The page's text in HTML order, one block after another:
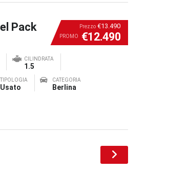
Prezzo €13.490
PROMO €12.490
Pack
CILINDRATA
1.5
TIPOLOGIA
Usato
CATEGORIA
Berlina